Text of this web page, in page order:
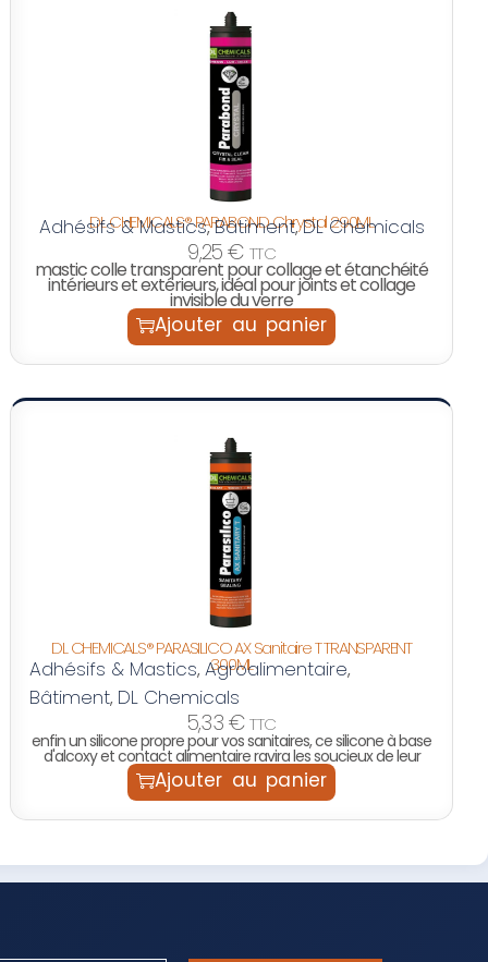
DL CHEMICALS® PARABOND Chrystal 290ML
Adhésifs & Mastics,Bâtiment,DL Chemicals
9,25€ TTC
mastic colle transparent pour collage et étanchéité
intérieurs et extérieurs, idéal pour joints et collage
invisible du verre
Ajouter au panier
DL CHEMICALS® PARASILICO AX Sanitaire T TRANSPARENT
300ML
Adhésifs & Mastics,Agroalimentaire,
Bâtiment, DL Chemicals
5,33€ TTC
enfin un silicone propre pour vos sanitaires, ce silicone à base
d'alcoxy et contact alimentaire ravira les soucieux de leur
Ajouter au panier